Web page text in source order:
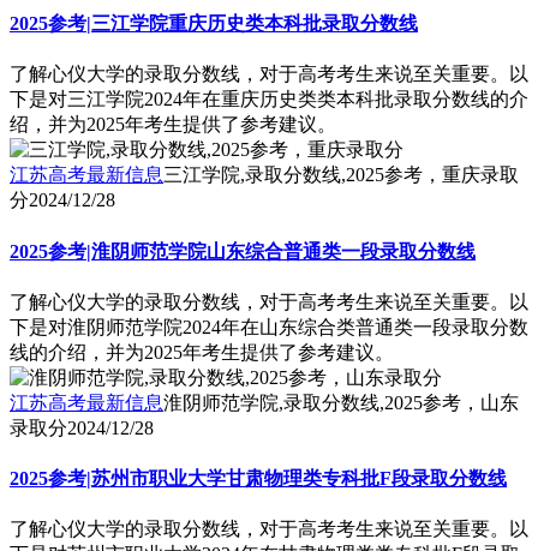
2025参考|三江学院重庆历史类本科批录取分数线
了解心仪大学的录取分数线，对于高考考生来说至关重要。以
下是对三江学院2024年在重庆历史类类本科批录取分数线的介
绍，并为2025年考生提供了参考建议。
江苏高考最新信息三江学院,录取分数线,2025参考，重庆录取
分2024/12/28
2025参考|淮阴师范学院山东综合普通类一段录取分数线
了解心仪大学的录取分数线，对于高考考生来说至关重要。以
下是对淮阴师范学院2024年在山东综合类普通类一段录取分数
线的介绍，并为2025年考生提供了参考建议。
江苏高考最新信息淮阴师范学院,录取分数线,2025参考，山东
录取分2024/12/28
2025参考|苏州市职业大学甘肃物理类专科批F段录取分数线
了解心仪大学的录取分数线，对于高考考生来说至关重要。以